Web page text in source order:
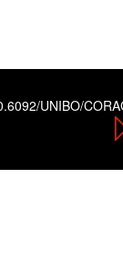
UNIBO/